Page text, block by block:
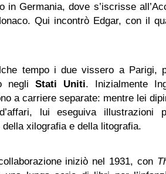
in Germania, dove s’iscrisse
Qui incontrò Edgar, con il
tempo i due vissero a Parigi,
negli Stati Uniti. Inizialmente
a carriere separate: mentre lei
lui eseguiva
della xilografia e della litografia.
iniziò nel 1931, con